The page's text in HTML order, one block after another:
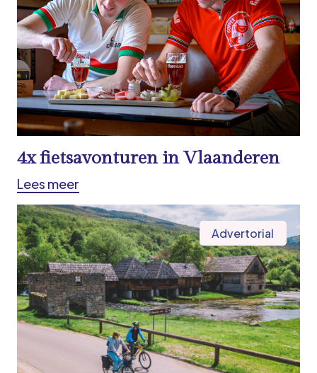
4x fietsavonturen in Vlaanderen
Lees meer
Advertorial